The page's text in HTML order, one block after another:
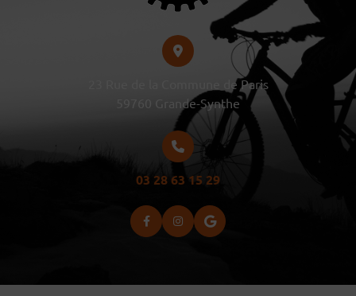
23 Rue de la Commune de Paris
Grande-Synthe
03 28 63 15 29